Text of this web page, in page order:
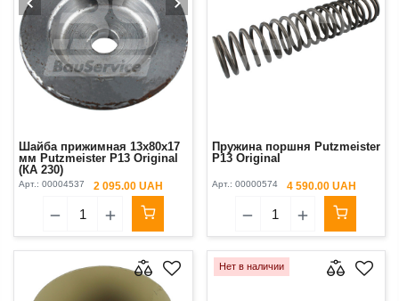
Шайба прижимная 13x80x17
мм Putzmeister P13 Original
(КА 230)
Арт.: 00004537 2 095.00 UAH
Пружина поршня Putzmeister
P13 Original
Арт.: 00000574 4 590.00 UAH
Нет в наличии